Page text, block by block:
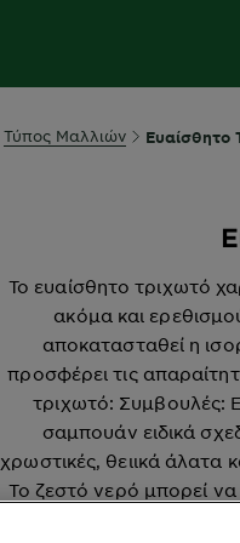
Τύπος Μαλλιών Ευαίσθητο
Το ευαίσθητο τριχωτό
ακόμα και
αποκατασταθεί η
προσφέρει τις
τριχωτό: Συμβουλές:
σαμπουάν ειδικά
χρωστικές, θειικά άλατα
Το ζεστό νερό μπορεί